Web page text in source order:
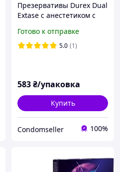
Презервативы Durex Dual
Extase с анестетиком с
упаковка
Готово к отправке
5.0 (1)
583₴/упаковка
Купить
Condomseller 100%